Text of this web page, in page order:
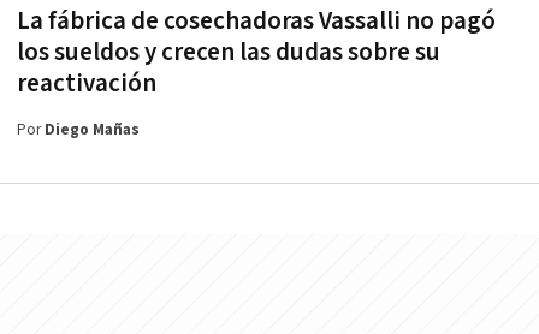
La fábrica de cosechadoras Vassalli no pagó
los sueldos y crecen las dudas sobre su
reactivación
PorDiego Mañas